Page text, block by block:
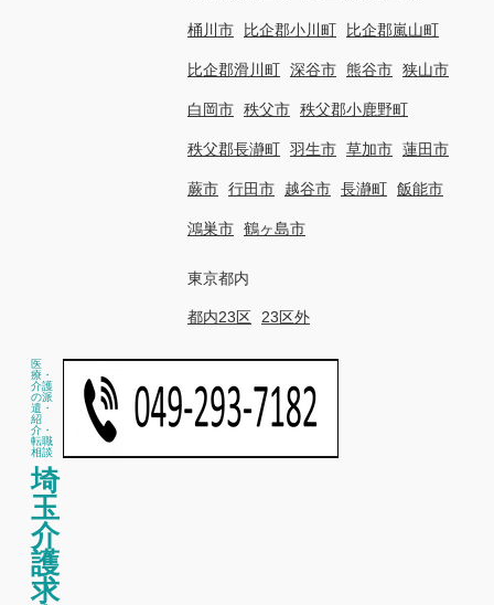
桶川市 比企郡小川町 比企郡嵐山町
比企郡滑川町 深谷市 熊谷市 狭山市
白岡市 秩父市 秩父郡小鹿野町
秩父郡長瀞町 羽生市 草加市 蓮田市
蕨市 行田市 越谷市 長瀞町 飯能市
鴻巣市 鶴ヶ島市
東京都内
都内23区 23区外
医
療・
介護
の派
遣・
紹
介・
転職
相談
埼
玉
介
護
求